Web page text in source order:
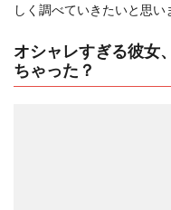
しく調べていきたいと思い
オシャレすぎる彼女
ちゃった？